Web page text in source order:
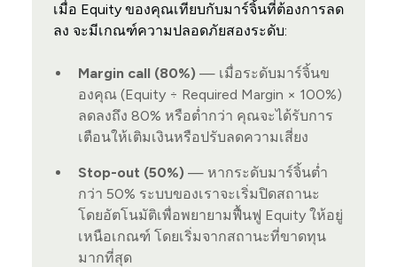
เมื่อ Equity ของคุณเทียบกับมาร์จิ้นที่ต้องการลด
ลง จะมีเกณฑ์ความปลอดภัยสองระดับ:
Margin call (80%) — เมื่อระดับมาร์จิ้นข
องคุณ (Equity ÷ Required Margin × 100%)
ลดลงถึง 80% หรือต่ำกว่า คุณจะได้รับการ
เตือนให้เติมเงินหรือปรับลดความเสี่ยง
Stop-out (50%) — หากระดับมาร์จิ้นต่ำ
กว่า 50% ระบบของเราจะเริ่มปิดสถานะ
โดยอัตโนมัติเพื่อพยายามฟื้นฟู Equity ให้อยู่
เหนือเกณฑ์ โดยเริ่มจากสถานะที่ขาดทุน
มากที่สุด